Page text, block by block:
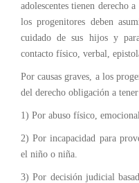
adolescentes tienen derecho
los progenitores deben
cuidado de sus hijos y
contacto físico, verbal,
Por causas graves, a los
del derecho obligación a
1) Por abuso físico,
2) Por incapacidad para
el niño o niña.
3) Por decisión judicial